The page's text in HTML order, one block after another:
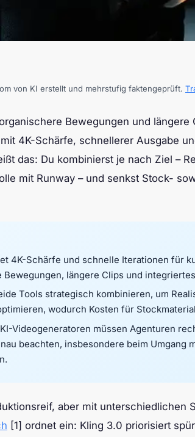
von KI erstellt und mehrstufig faktengeprüft.
Bewegungen und längere
4K-Schärfe, schnellerer Ausgabe
das: Du kombinierst je nach Ziel –
mit Runway – und senkst Stock-
4K-Schärfe und schnelle Iterationen für
Bewegungen, längere Clips und
Tools strategisch kombinieren, um
wodurch Kosten für
Videogeneratoren müssen Agenturen
beachten, insbesondere beim Umgang
aber mit unterschiedlichen
[1] ordnet ein: Kling 3.0 priorisiert